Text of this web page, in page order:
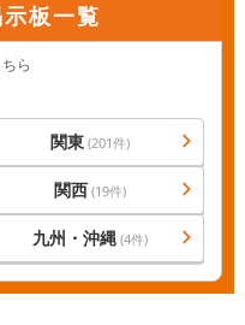
板一覧
ら
関東 (201件)
関西 (19件)
九州・沖縄 (4件)